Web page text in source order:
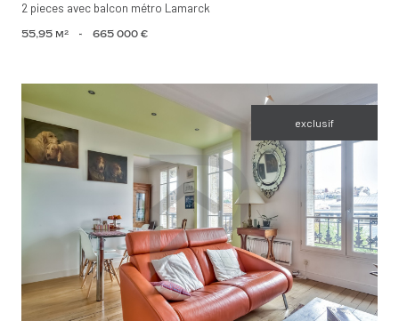
2 pieces avec balcon métro Lamarck
55,95 m² - 665 000 €
exclusif
voir le bien